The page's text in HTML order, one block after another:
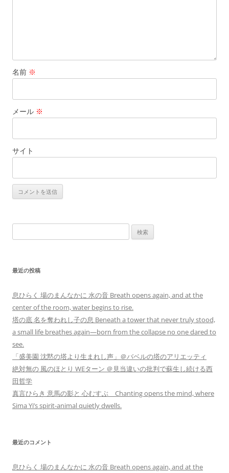
名前 ※
メール ※
サイト
索:
最近の投稿
息ひらく 場のまんなかに 水の音 Breath opens again, and at the
center of the room, water begins to rise.
塔の底 名を奪われし子の息 Beneath a tower that never truly stood,
a small life breathes again—born from the collapse no one dared to
see.
「盛美園 沈黙の塔より生まれし声」＠バベルの塔のアリエッティ
絶対無の 風のほとり WEターン ＠見当違いの批判で蘇生し続ける西
田哲学
真言ひらき 意馬の影と 心むすぶ Chanting opens the mind, where
Sima Yi’s spirit-animal quietly dwells.
最近のコメント
息ひらく 場のまんなかに 水の音 Breath opens again, and at the